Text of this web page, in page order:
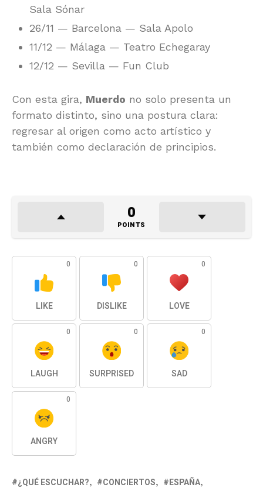
Sala Sónar
26/11 — Barcelona — Sala Apolo
11/12 — Málaga — Teatro Echegaray
12/12 — Sevilla — Fun Club
Con esta gira, Muerdo no solo presenta un
formato distinto, sino una postura clara:
regresar al origen como acto artístico y
también como declaración de principios.
0
POINTS
0
LIKE
0
DISLIKE
0
LOVE
0
LAUGH
0
SURPRISED
0
SAD
0
ANGRY
¿QUÉ ESCUCHAR? CONCIERTOS
ESPAÑA